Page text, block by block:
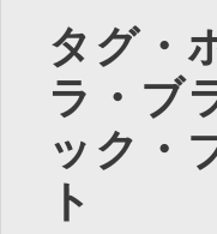
タグ・
ラ・ブ
ック・
ト